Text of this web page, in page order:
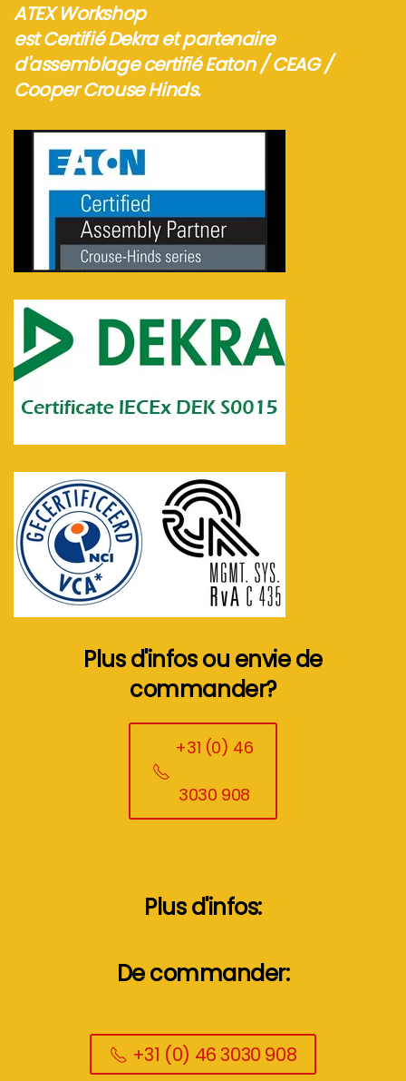
ATEX Workshop
est Certifié Dekra et partenaire
d'assemblage certifié Eaton / CEAG /
Cooper Crouse Hinds.
Plus d'infos ou envie de
commander?
+31 (0) 46
3030 908
Plus d'infos:
De commander:
+31 (0) 46 3030 908